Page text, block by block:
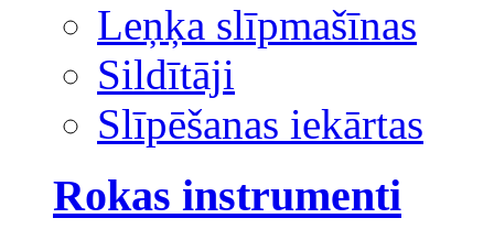
Leņķa slīpmašīnas
Sildītāji
Slīpēšanas iekārtas
Rokas instrumenti